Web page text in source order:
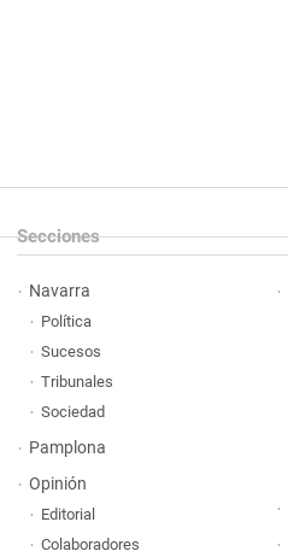
Secciones
Navarra
Política
Sucesos
Tribunales
Sociedad
Pamplona
Opinión
Editorial
Colaboradores